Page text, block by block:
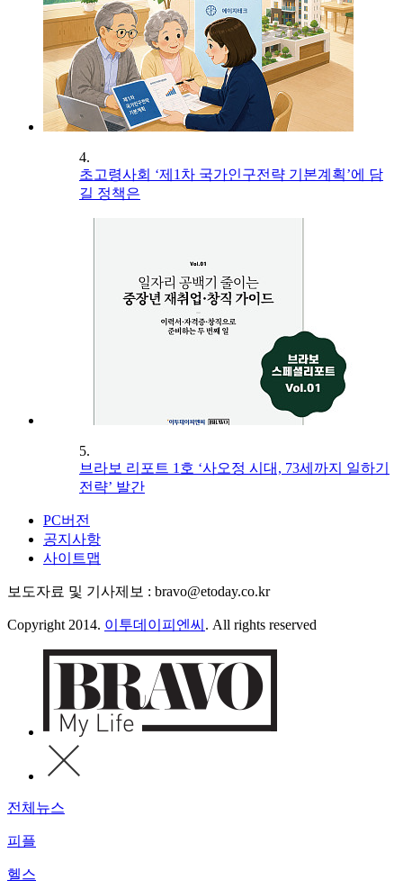
4.
초고령사회 ‘제1차 국가인구전략 기본계획’에 담
길 정책은
5.
브라보 리포트 1호 ‘사오정 시대, 73세까지 일하기
전략’ 발간
PC버전
공지사항
사이트맵
보도자료 및 기사제보 : bravo@etoday.co.kr
Copyright 2014. 이투데이피엔씨 . All rights reserved
전체뉴스
피플
헬스